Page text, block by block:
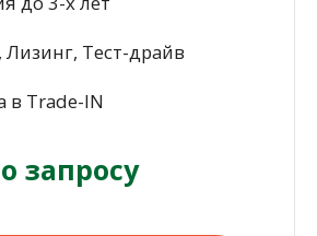
Лизинг, Тест-драйв
в Trade-IN
запросу